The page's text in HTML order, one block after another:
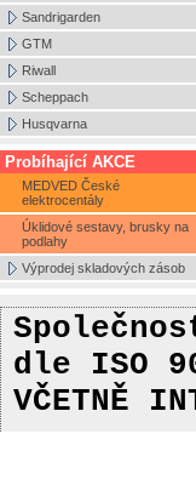
Sandrigarden
GTM
Riwall
Scheppach
Husqvarna
Probíhající AKCE
MEDVED České
elektrocentály
Úklidové sestavy, brusky na
podlahy
Výprodej skladových zásob
dle ISO
VČETNĚ